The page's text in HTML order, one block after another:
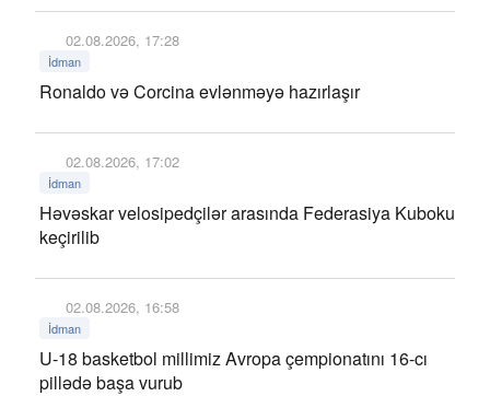
02.08.2026, 17:28
İdman
Ronaldo və Corcina evlənməyə hazırlaşır
02.08.2026, 17:02
İdman
Həvəskar velosipedçilər arasında Federasiya Kuboku
keçirilib
02.08.2026, 16:58
İdman
U-18 basketbol millimiz Avropa çempionatını 16-cı
pillədə başa vurub